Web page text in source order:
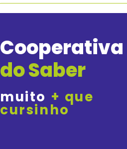
Cooperativa
do Saber
muito + que
cursinho